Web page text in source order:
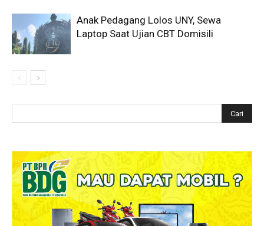
Anak Pedagang Lolos UNY, Sewa
Laptop Saat Ujian CBT Domisili